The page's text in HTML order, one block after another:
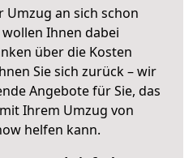
Umzug an sich schon
Ihnen dabei
über die Kosten
Sie sich zurück – wir
Angebote für Sie, das
mit Ihrem Umzug von
helfen kann.